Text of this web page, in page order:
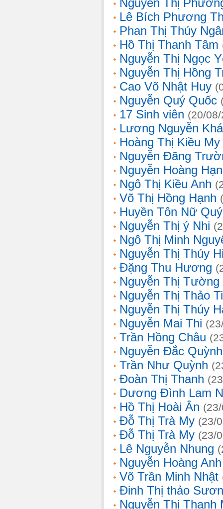
Nguyễn Thị
Lê Bích Phương
Phan Thị Thúy
Hồ Thị Thanh Tâm
Nguyễn Thị Ngọc
Nguyễn Thị Hồng
Cao Võ Nhật Huy
Nguyễn Quý Quốc
17 Sinh viên (20/
Lương Nguyễn
Hoàng Thị Kiều My
Nguyễn Đăng
Nguyễn Hoàng
Ngô Thị Kiều Anh
Võ Thị Hồng Hạnh
Huyền Tôn Nữ
Nguyễn Thị ý Nhi
Ngô Thị Minh
Nguyễn Thị Thúy
Đặng Thu Hương
Nguyễn Thị Tường
Nguyễn Thị Thảo
Nguyễn Thị Thúy
Nguyễn Mai Thi
Trần Hồng Châu
Nguyễn Đắc
Trần Như Quỳnh
Đoàn Thị Thanh
Dương Đình Lam
Hồ Thị Hoài Ân
Đỗ Thị Trà My (23/
Đỗ Thị Trà My (23/
Lê Nguyễn Nhung
Nguyễn Hoàng Anh
Võ Trần Minh Nhật
Đinh Thị thảo
Nguyễn Thị Thanh